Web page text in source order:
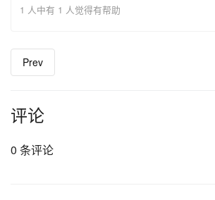
1 人中有 1 人觉得有帮助
Prev
评论
0 条评论